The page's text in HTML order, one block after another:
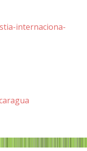
internaciona-